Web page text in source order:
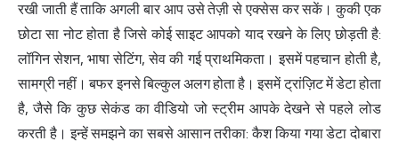
रखी जाती हैं ताकि अगली बार आप उसे तेज़ी से एक्सेस कर सकें। कुकी एक
छोटा सा नोट होता है जिसे कोई साइट आपको याद रखने के लिए छोड़ती है:
लॉगिन सेशन, भाषा सेटिंग, सेव की गई प्राथमिकता। इसमें पहचान होती है,
सामग्री नहीं। बफर इनसे बिल्कुल अलग होता है। इसमें ट्रांज़िट में डेटा होता
है, जैसे कि कुछ सेकंड का वीडियो जो स्ट्रीम आपके देखने से पहले लोड
करती है। इन्हें समझने का सबसे आसान तरीका: कैश किया गया डेटा दोबारा